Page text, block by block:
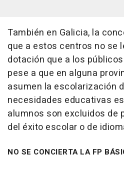
También en Galicia, la
que a estos centros no se
dotación que a los
pese a que en alguna
asumen la escolarización
necesidades educativas
alumnos son excluidos de
del éxito escolar o de
NO SE CONCIERTA LA FP